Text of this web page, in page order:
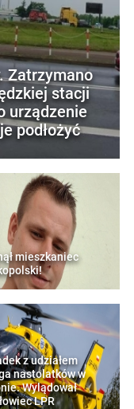
Zatrzymano
stacji
urządzenie
podłożyć
mieszkaniec
z udziałem
nastolatków w
Wylądował
LPR